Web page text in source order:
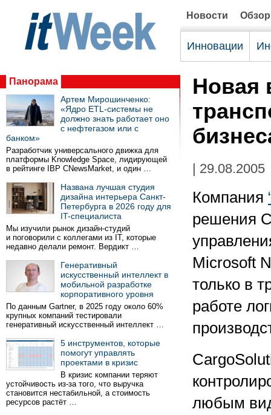
Новости
Инновации
Панорама
Артем Мирошинченко:
«Ядро ETL-системы не
должно знать работает оно
с нефтегазом или с
банком»
Разработчик универсального движка для
платформы Knowledge Space, лидирующей
в рейтинге IBP CNewsMarket, и один …
Названа лучшая студия
дизайна интерьера Санкт-
Петербурга в 2026 году для
IT-специалиста
Мы изучили рынок дизайн-студий
и поговорили с коллегами из IT, которые
недавно делали ремонт. Вердикт …
Генеративный
искусственный интеллект в
мобильной разработке
корпоративного уровня
По данным Gartner, в 2025 году около 60%
крупных компаний тестировали
генеративный искусственный интеллект …
5 инструментов, которые
помогут управлять
проектами в кризис
В кризис компании теряют
устойчивость из-за того, что выручка
становится нестабильной, а стоимость
ресурсов растёт …
Новая
| 29.08.2005
Компания
решения
Microsoft
только в
работе
любым